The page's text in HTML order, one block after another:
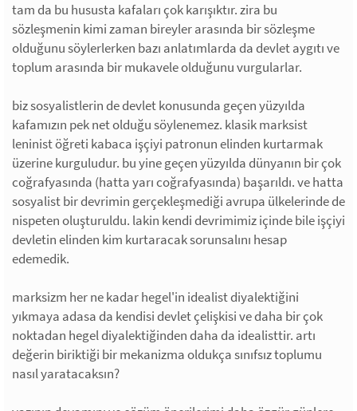
tam da bu hususta kafaları çok karışıktır. zira bu
sözleşmenin kimi zaman bireyler arasında bir sözleşme
olduğunu söylerlerken bazı anlatımlarda da devlet aygıtı ve
toplum arasında bir mukavele olduğunu vurgularlar.
biz sosyalistlerin de devlet konusunda geçen yüzyılda
kafamızın pek net olduğu söylenemez. klasik marksist
leninist öğreti kabaca işçiyi patronun elinden kurtarmak
üzerine kurguludur. bu yine geçen yüzyılda dünyanın bir çok
coğrafyasında (hatta yarı coğrafyasında) başarıldı. ve hatta
sosyalist bir devrimin gerçekleşmediği avrupa ülkelerinde de
nispeten oluşturuldu. lakin kendi devrimimiz içinde bile işçiyi
devletin elinden kim kurtaracak sorunsalını hesap
edemedik.
marksizm her ne kadar hegel'in idealist diyalektiğini
yıkmaya adasa da kendisi devlet çelişkisi ve daha bir çok
noktadan hegel diyalektiğinden daha da idealisttir. artı
değerin biriktiği bir mekanizma oldukça sınıfsız toplumu
nasıl yaratacaksın?